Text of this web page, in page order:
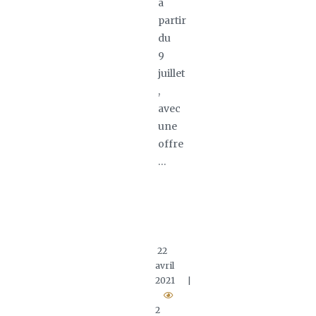
à
partir
du
9
juillet
,
avec
une
offre
…
22
avril
2021
2